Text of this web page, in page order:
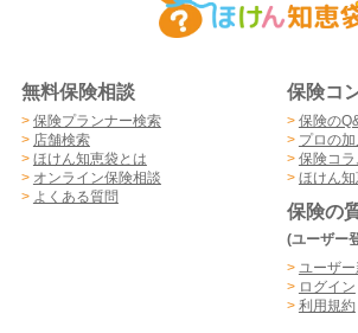
無料保険相談
> 保険プランナー検索
> 店舗検索
> ほけん知恵袋とは
> オンライン保険相談
> よくある質問
保険コ
> 保険の
> プロの
> 保険コ
> ほけん
保険の
(ユーザー
> ユーザ
> ログイン
> 利用規約